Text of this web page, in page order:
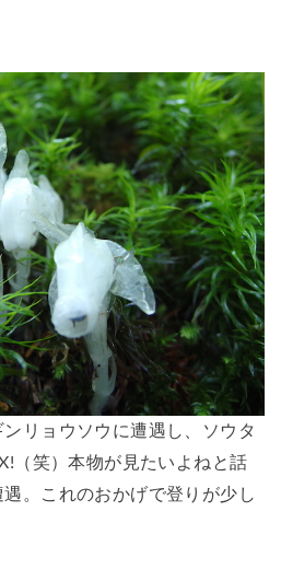
リョウソウに遭遇し、ソウタ
（笑）本物が見たいよねと話
。これのおかげで登りが少し